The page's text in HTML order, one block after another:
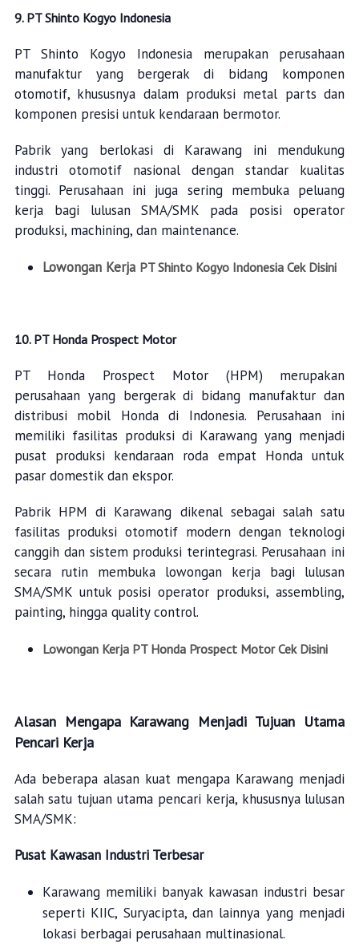
9. PT Shinto Kogyo Indonesia
PT Shinto Kogyo Indonesia merupakan perusahaan
manufaktur yang bergerak di bidang komponen
otomotif, khususnya dalam produksi metal parts dan
komponen presisi untuk kendaraan bermotor.
Pabrik yang berlokasi di Karawang ini mendukung
industri otomotif nasional dengan standar kualitas
tinggi. Perusahaan ini juga sering membuka peluang
kerja bagi lulusan SMA/SMK pada posisi operator
produksi, machining, dan maintenance.
Lowongan Kerja PT Shinto Kogyo Indonesia Cek Disini
10. PT Honda Prospect Motor
PT Honda Prospect Motor (HPM) merupakan
perusahaan yang bergerak di bidang manufaktur dan
distribusi mobil Honda di Indonesia. Perusahaan ini
memiliki fasilitas produksi di Karawang yang menjadi
pusat produksi kendaraan roda empat Honda untuk
pasar domestik dan ekspor.
Pabrik HPM di Karawang dikenal sebagai salah satu
fasilitas produksi otomotif modern dengan teknologi
canggih dan sistem produksi terintegrasi. Perusahaan ini
secara rutin membuka lowongan kerja bagi lulusan
SMA/SMK untuk posisi operator produksi, assembling,
painting, hingga quality control.
Lowongan Kerja PT Honda Prospect Motor Cek Disini
Alasan Mengapa Karawang Menjadi Tujuan Utama
Pencari Kerja
Ada beberapa alasan kuat mengapa Karawang menjadi
salah satu tujuan utama pencari kerja, khususnya lulusan
SMA/SMK:
Pusat Kawasan Industri Terbesar
Karawang memiliki banyak kawasan industri besar
seperti KIIC, Suryacipta, dan lainnya yang menjadi
lokasi berbagai perusahaan multinasional.